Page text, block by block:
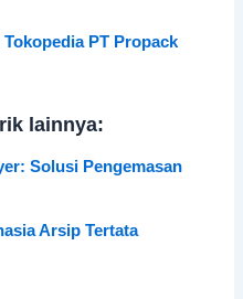
Tokopedia PT Propack
lainnya:
Solusi Pengemasan
Arsip Tertata